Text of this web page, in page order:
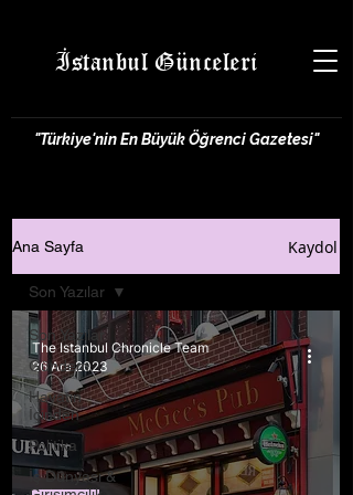
İstanbul Günceleri
"Türkiye'nin En Büyük Öğrenci Gazetesi"
Ana Sayfa Kaydol
Son Yazılar
Gündem
Hayatın
İçinden
Politika
İş Dünyası &
Son Yazılar
The Istanbul Chronicle Team
26 Ara 2023